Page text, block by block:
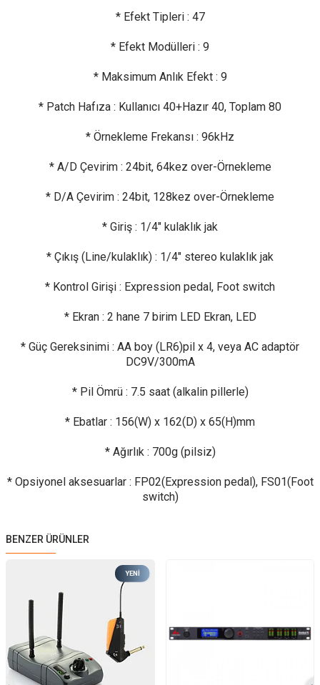
* Efekt Tipleri : 47
* Efekt Modülleri : 9
* Maksimum Anlık Efekt : 9
* Patch Hafıza : Kullanıcı 40+Hazır 40, Toplam 80
* Örnekleme Frekansı : 96kHz
* A/D Çevirim : 24bit, 64kez over-Örnekleme
* D/A Çevirim : 24bit, 128kez over-Örnekleme
* Giriş : 1/4" kulaklık jak
* Çıkış (Line/kulaklık) : 1/4" stereo kulaklık jak
* Kontrol Girişi : Expression pedal, Foot switch
* Ekran : 2 hane 7 birim LED Ekran, LED
* Güç Gereksinimi : AA boy (LR6)pil x 4, veya AC adaptör
DC9V/300mA
* Pil Ömrü : 7.5 saat (alkalin pillerle)
* Ebatlar : 156(W) x 162(D) x 65(H)mm
* Ağırlık : 700g (pilsiz)
* Opsiyonel aksesuarlar : FP02(Expression pedal), FS01(Foot
switch)
BENZER ÜRÜNLER
YENI